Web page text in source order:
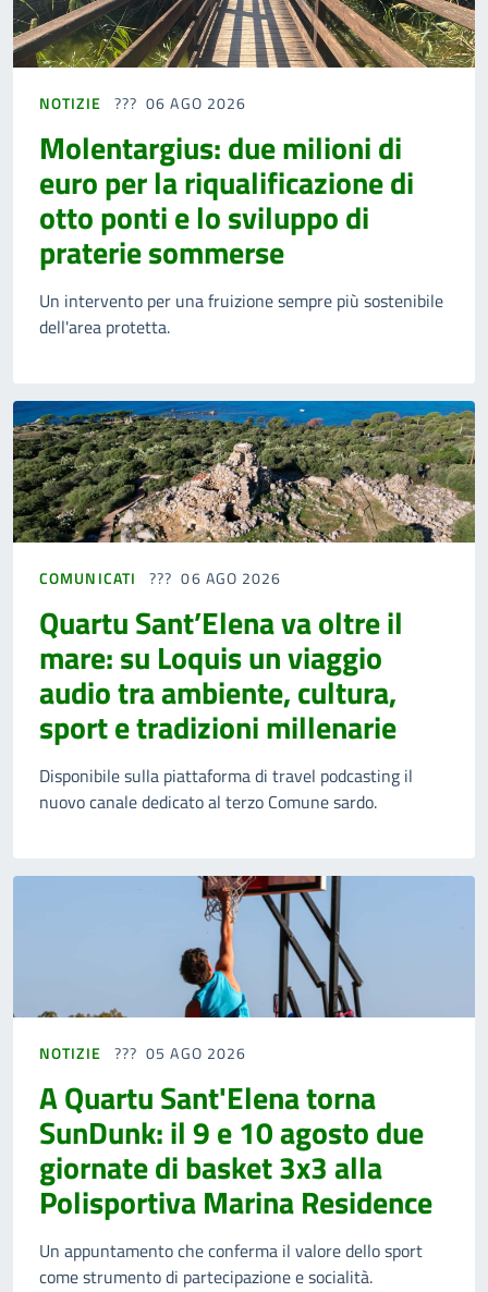
NOTIZIE 06 AGO 2026
Molentargius: due milioni di
euro per la riqualificazione di
otto ponti e lo sviluppo di
praterie sommerse
Un intervento per una fruizione sempre più sostenibile
dell'area protetta.
COMUNICATI 06 AGO 2026
Quartu Sant’Elena va oltre il
mare: su Loquis un viaggio
audio tra ambiente, cultura,
sport e tradizioni millenarie
Disponibile sulla piattaforma di travel podcasting il
nuovo canale dedicato al terzo Comune sardo.
NOTIZIE 05 AGO 2026
A Quartu Sant'Elena torna
SunDunk: il 9 e 10 agosto due
giornate di basket 3x3 alla
Polisportiva Marina Residence
Un appuntamento che conferma il valore dello sport
come strumento di partecipazione e socialità.